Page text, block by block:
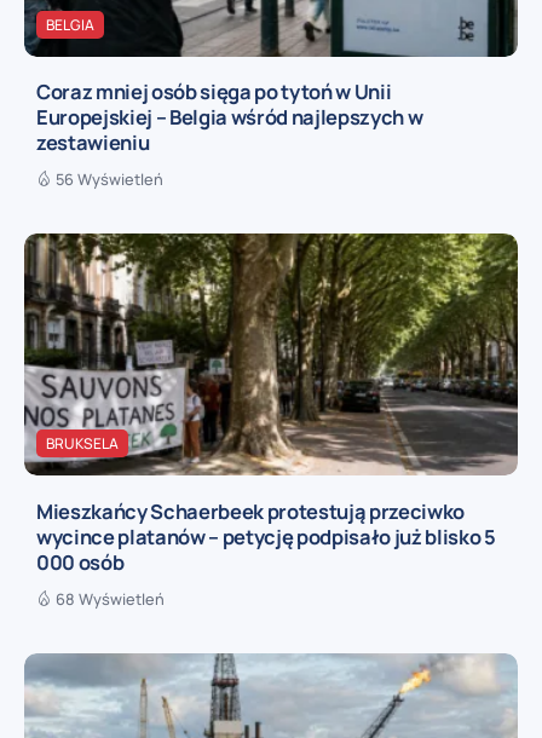
BELGIA
Coraz mniej osób sięga po tytoń w Unii
Europejskiej – Belgia wśród najlepszych w
zestawieniu
56 Wyświetleń
BRUKSELA
Mieszkańcy Schaerbeek protestują przeciwko
wycince platanów – petycję podpisało już blisko 5
000 osób
68 Wyświetleń